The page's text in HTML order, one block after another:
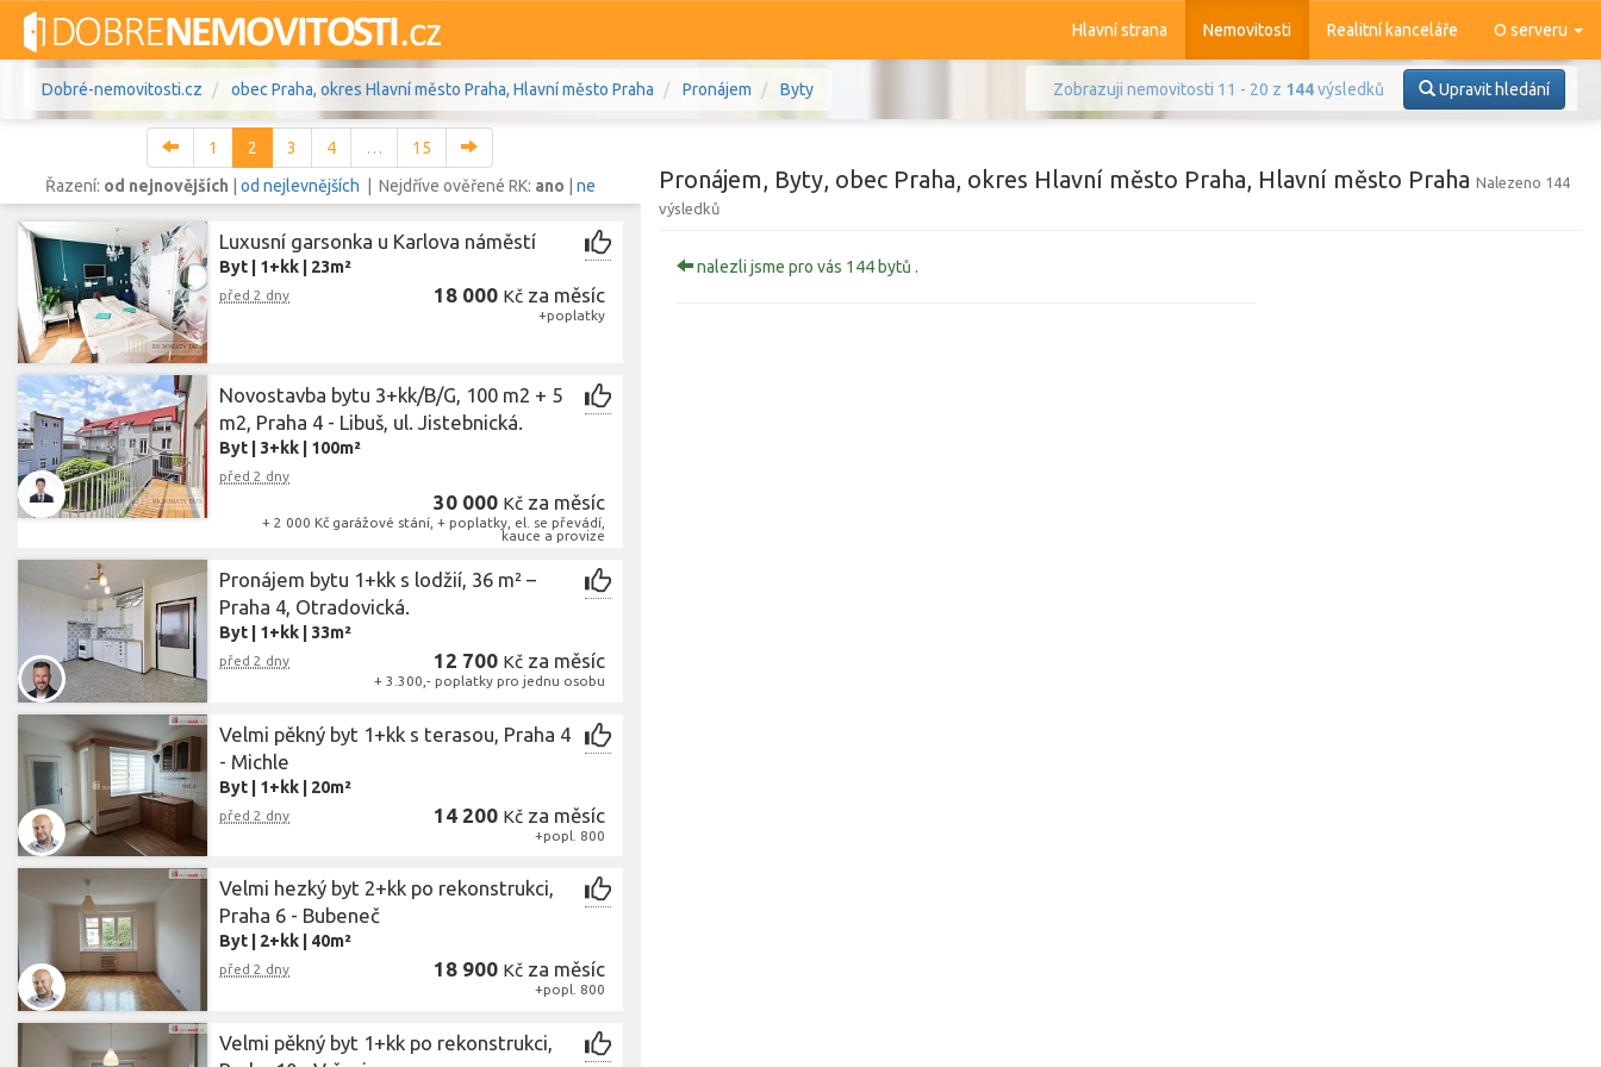
Hlavní strana Nemovitosti Realitní kanceláře O serveru
Zobrazuji nemovitosti 11 - 20 z 144výsledků Upravit hledání
Dobré-nemovitosti.cz obec Praha, okres Hlavní město Praha, Hlavní město Praha Pronájem Byty
Vše Byty Domy Pozemky Komerční Ostatní
Lokalita okres Hlavní město Praha, Hlavní město Praha
Cena
1 2 3 4 …
15
Řazení: od nejnovějších od nejlevnějších | Nejdříve ověřené RK: ano ne
Luxusní garsonka u Karlova náměstí
Byt 1+kk 23m²
před 2 dny 18 000 Kč za měsíc
+poplatky
Novostavba bytu 3+kk/B/G, 100 m2 + 5
m2, Praha 4 - Libuš, ul. Jistebnická.
Byt 3+kk 100m²
před 2 dny
30 000 Kč za měsíc
+ 2 000 Kč garážové stání, + poplatky, el. se převádí,
kauce a provize
Pronájem bytu 1+kk s lodžií, 36 m² –
Praha 4, Otradovická.
Byt 1+kk 33m²
před 2 dny 12 700 Kč za měsíc
+ 3.300,- poplatky pro jednu osobu
Velmi pěkný byt 1+kk s terasou, Praha 4
- Michle
Byt 1+kk 20m²
před 2 dny 14 200 Kč za měsíc
+popl. 800
Velmi hezký byt 2+kk po rekonstrukci,
Praha 6 - Bubeneč
Byt 2+kk 40m²
před 2 dny 18 900 Kč za měsíc
+popl. 800
Velmi pěkný byt 1+kk po rekonstrukci,
Pronájem, Byty, obec Praha, okres Hlavní město Praha, Hlavní město Praha Nalezeno 144
výsledků
nalezli jsme pro vás 144 bytů .